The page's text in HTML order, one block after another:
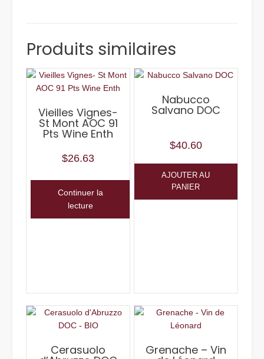
Produits similaires
Vieilles Vignes-
St Mont AOC 91
Pts Wine Enth
$26.63
Continuer la
lecture
Nabucco
Salvano DOC
$40.60
AJOUTER AU
PANIER
Cerasuolo Grenache – Vin